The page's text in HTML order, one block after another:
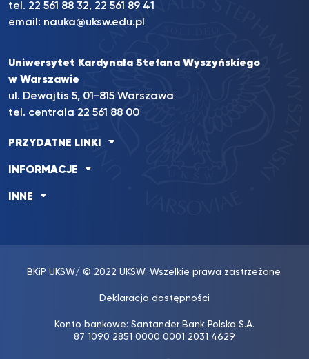
tel. 22 561 88 32, 22 561 89 41
email: nauka@uksw.edu.pl
Uniwersytet Kardynała Stefana Wyszyńskiego
w Warszawie
ul. Dewajtis 5, 01-815 Warszawa
tel. centrala 22 561 88 00
PRZYDATNE LINKI
INFORMACJE
INNE
BKiP UKSW/ © 2022 UKSW. Wszelkie prawa zastrzeżone.
Deklaracja dostępności
Konto bankowe: Santander Bank Polska S.A.
87 1090 2851 0000 0001 2031 4629